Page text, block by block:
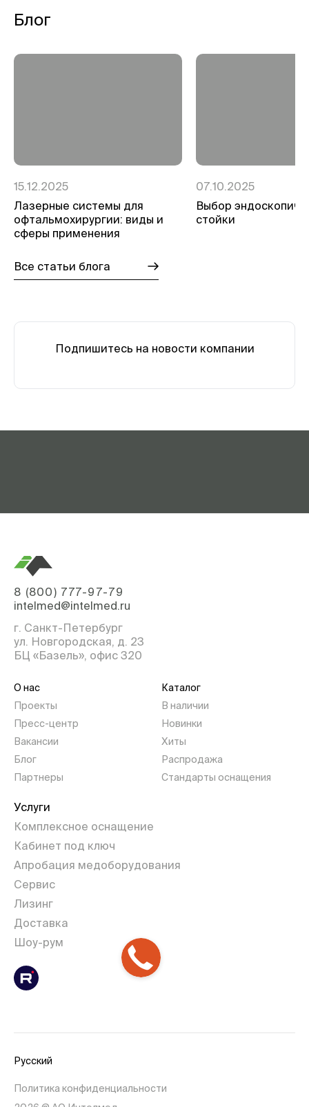
Блог
15.12.2025
Лазерные системы для
офтальмохирургии: виды и
сферы применения
07.10.2025
Выбор
стойки
Все статьи блога
Подпишитесь на новости компании
8 (800) 777-97-79
intelmed@intelmed.ru
г. Санкт-Петербург
ул. Новгородская, д. 23
БЦ «Базель», офис 320
О нас
Проекты
Пресс-центр
Вакансии
Блог
Партнеры
Каталог
В наличии
Новинки
Хиты
Распродажа
Стандарты оснащения
Услуги
Комплексное оснащение
Кабинет под ключ
Апробация медоборудования
Сервис
Лизинг
Доставка
Шоу-рум
Русский
Политика конфиденциальности